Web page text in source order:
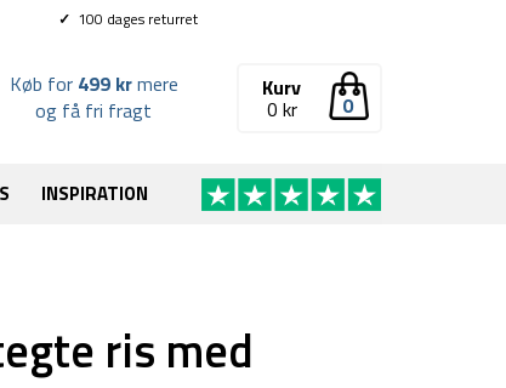
✓ 100 dages returret
0
Kurv
0 kr
Køb for 499 krmere
og få fri fragt
INSPIRATION
ris med